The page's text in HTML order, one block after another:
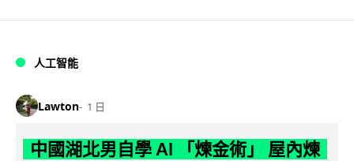
人工智能
Lawton 1 日
中國湖北男自學 AI 「煉金術」 屋內煉